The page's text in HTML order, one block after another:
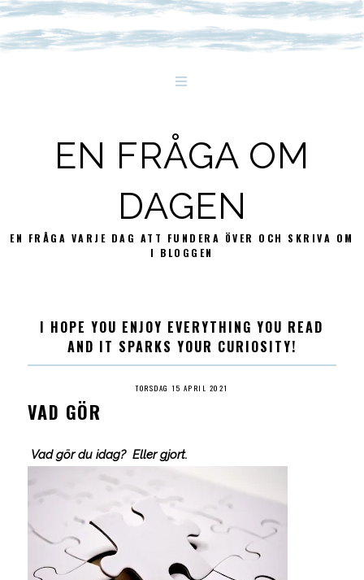
EN FRÅGA OM
DAGEN
EN FRÅGA VARJE DAG ATT FUNDERA ÖVER OCH SKRIVA OM
I BLOGGEN
I HOPE YOU ENJOY EVERYTHING YOU READ
AND IT SPARKS YOUR CURIOSITY!
TORSDAG 15 APRIL 2021
VAD GÖR
Vad gör du idag? Eller gjort.